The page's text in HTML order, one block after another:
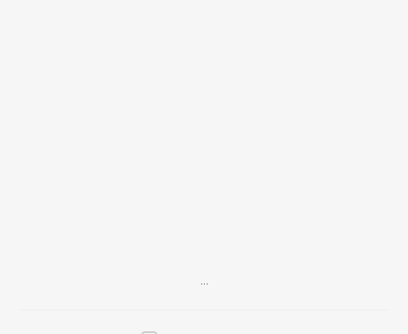
...